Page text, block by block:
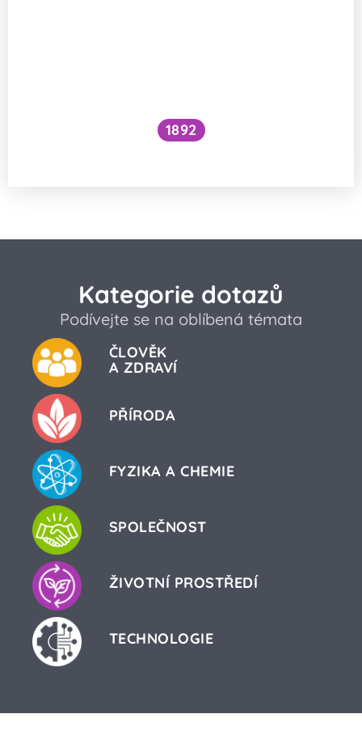
1892
Kategorie dotazů
Podívejte se na oblíbená témata
ČLOVĚK
A ZDRAVÍ
PŘÍRODA
FYZIKA A CHEMIE
SPOLEČNOST
ŽIVOTNÍ PROSTŘEDÍ
TECHNOLOGIE